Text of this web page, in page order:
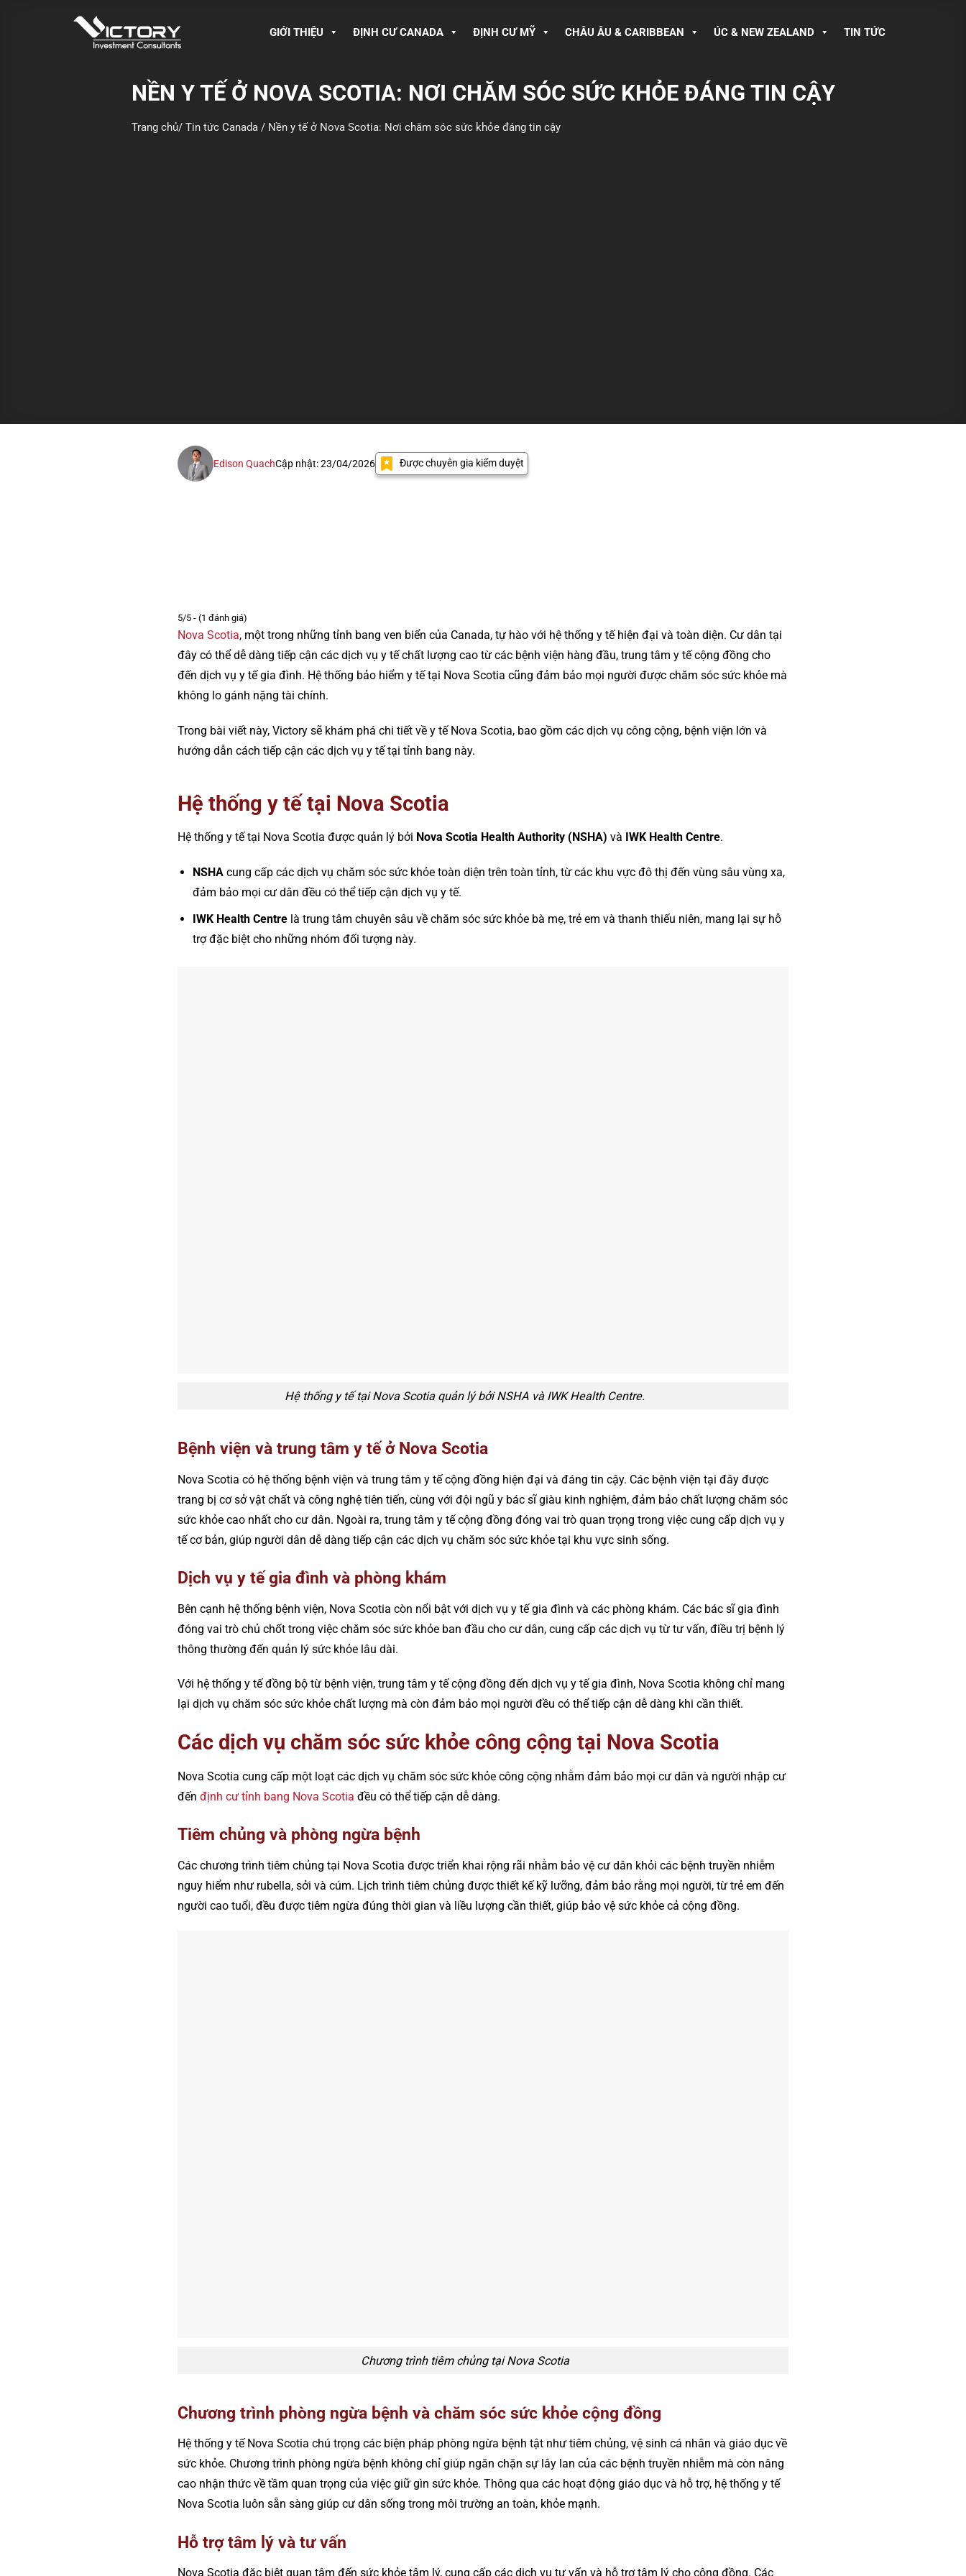
GIỚI THIỆU ĐỊNH CƯ CANADA ĐỊNH CƯ MỸ CHÂU ÂU & CARIBBEAN ÚC & NEW ZEALAND TIN TỨC
NỀN Y TẾ Ở NOVA SCOTIA: NƠI CHĂM SÓC SỨC KHỎE ĐÁNG TIN CẬY
Trang chủ/ Tin tức Canada / Nền y tế ở Nova Scotia: Nơi chăm sóc sức khỏe đáng tin cậy
Edison QuachCập nhật: 23/04/2026 Được chuyên gia kiểm duyệt
5/5 - (1 đánh giá)
Nova Scotia, một trong những tỉnh bang ven biển của Canada, tự hào với hệ thống y tế hiện đại và toàn diện. Cư dân tại
đây có thể dễ dàng tiếp cận các dịch vụ y tế chất lượng cao từ các bệnh viện hàng đầu, trung tâm y tế cộng đồng cho
đến dịch vụ y tế gia đình. Hệ thống bảo hiểm y tế tại Nova Scotia cũng đảm bảo mọi người được chăm sóc sức khỏe mà
không lo gánh nặng tài chính.
Trong bài viết này, Victory sẽ khám phá chi tiết về y tế Nova Scotia, bao gồm các dịch vụ công cộng, bệnh viện lớn và
hướng dẫn cách tiếp cận các dịch vụ y tế tại tỉnh bang này.
Hệ thống y tế tại Nova Scotia
Hệ thống y tế tại Nova Scotia được quản lý bởi Nova Scotia Health Authority (NSHA) và IWK Health Centre.
NSHAcung cấp các dịch vụ chăm sóc sức khỏe toàn diện trên toàn tỉnh, từ các khu vực đô thị đến vùng sâu vùng xa,
đảm bảo mọi cư dân đều có thể tiếp cận dịch vụ y tế.
IWK Health Centrelà trung tâm chuyên sâu về chăm sóc sức khỏe bà mẹ, trẻ em và thanh thiếu niên, mang lại sự hỗ
trợ đặc biệt cho những nhóm đối tượng này.
Hệ thống y tế tại Nova Scotia quản lý bởi NSHA và IWK Health Centre.
Bệnh viện và trung tâm y tế ở Nova Scotia
Nova Scotia có hệ thống bệnh viện và trung tâm y tế cộng đồng hiện đại và đáng tin cậy. Các bệnh viện tại đây được
trang bị cơ sở vật chất và công nghệ tiên tiến, cùng với đội ngũ y bác sĩ giàu kinh nghiệm, đảm bảo chất lượng chăm sóc
sức khỏe cao nhất cho cư dân. Ngoài ra, trung tâm y tế cộng đồng đóng vai trò quan trọng trong việc cung cấp dịch vụ y
tế cơ bản, giúp người dân dễ dàng tiếp cận các dịch vụ chăm sóc sức khỏe tại khu vực sinh sống.
Dịch vụ y tế gia đình và phòng khám
Bên cạnh hệ thống bệnh viện, Nova Scotia còn nổi bật với dịch vụ y tế gia đình và các phòng khám. Các bác sĩ gia đình
đóng vai trò chủ chốt trong việc chăm sóc sức khỏe ban đầu cho cư dân, cung cấp các dịch vụ từ tư vấn, điều trị bệnh lý
thông thường đến quản lý sức khỏe lâu dài.
Với hệ thống y tế đồng bộ từ bệnh viện, trung tâm y tế cộng đồng đến dịch vụ y tế gia đình, Nova Scotia không chỉ mang
lại dịch vụ chăm sóc sức khỏe chất lượng mà còn đảm bảo mọi người đều có thể tiếp cận dễ dàng khi cần thiết.
Các dịch vụ chăm sóc sức khỏe công cộng tại Nova Scotia
Nova Scotia cung cấp một loạt các dịch vụ chăm sóc sức khỏe công cộng nhằm đảm bảo mọi cư dân và người nhập cư
đến định cư tỉnh bang Nova Scotia đều có thể tiếp cận dễ dàng.
Tiêm chủng và phòng ngừa bệnh
Các chương trình tiêm chủng tại Nova Scotia được triển khai rộng rãi nhằm bảo vệ cư dân khỏi các bệnh truyền nhiễm
nguy hiểm như rubella, sởi và cúm. Lịch trình tiêm chủng được thiết kế kỹ lưỡng, đảm bảo rằng mọi người, từ trẻ em đến
người cao tuổi, đều được tiêm ngừa đúng thời gian và liều lượng cần thiết, giúp bảo vệ sức khỏe cả cộng đồng.
Chương trình tiêm chủng tại Nova Scotia
Chương trình phòng ngừa bệnh và chăm sóc sức khỏe cộng đồng
Hệ thống y tế Nova Scotia chú trọng các biện pháp phòng ngừa bệnh tật như tiêm chủng, vệ sinh cá nhân và giáo dục về
sức khỏe. Chương trình phòng ngừa bệnh không chỉ giúp ngăn chặn sự lây lan của các bệnh truyền nhiễm mà còn nâng
cao nhận thức về tầm quan trọng của việc giữ gìn sức khỏe. Thông qua các hoạt động giáo dục và hỗ trợ, hệ thống y tế
Nova Scotia luôn sẵn sàng giúp cư dân sống trong môi trường an toàn, khỏe mạnh.
Hỗ trợ tâm lý và tư vấn
Nova Scotia đặc biệt quan tâm đến sức khỏe tâm lý, cung cấp các dịch vụ tư vấn và hỗ trợ tâm lý cho cộng đồng. Các